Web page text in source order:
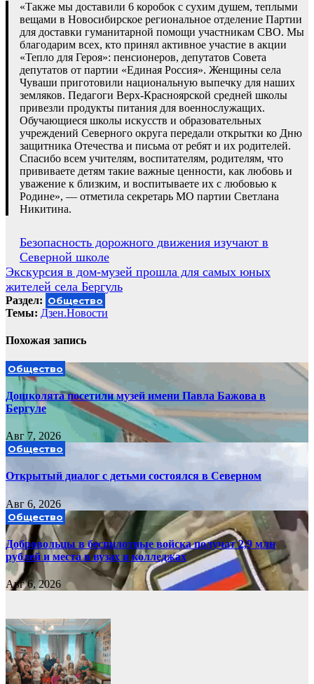
«Также мы доставили 6 коробок с сухим душем, теплыми
вещами в Новосибирское региональное отделение Партии
для доставки гуманитарной помощи участникам СВО. Мы
благодарим всех, кто принял активное участие в акции
«Тепло для Героя»: пенсионеров, депутатов Совета
депутатов от партии «Единая Россия». Женщины села
Чуваши приготовили национальную выпечку для наших
земляков. Педагоги Верх-Красноярской средней школы
привезли продукты питания для военнослужащих.
Обучающиеся школы искусств и образовательных
учреждений Северного округа передали открытки ко Дню
защитника Отечества и письма от ребят и их родителей.
Спасибо всем учителям, воспитателям, родителям, что
прививаете детям такие важные ценности, как любовь и
уважение к близким, и воспитываете их с любовью к
Родине», — отметила секретарь МО партии Светлана
Никитина.
Навигация
по
записям
Безопасность дорожного движения изучают в
Северной школе
Экскурсия в дом-музей прошла для самых юных
жителей села Бергуль
Раздел: Общество
Темы: Дзен.Новости
Похожая запись
Общество
Дошколята посетили музей имени Павла Бажова в
Бергуле
Авг 7, 2026
Общество
Открытый диалог с детьми состоялся в Северном
Авг 6, 2026
Общество
Добровольцы в беспилотные войска получат 2,9 млн
рублей и места в вузах и колледжах
Авг 6, 2026